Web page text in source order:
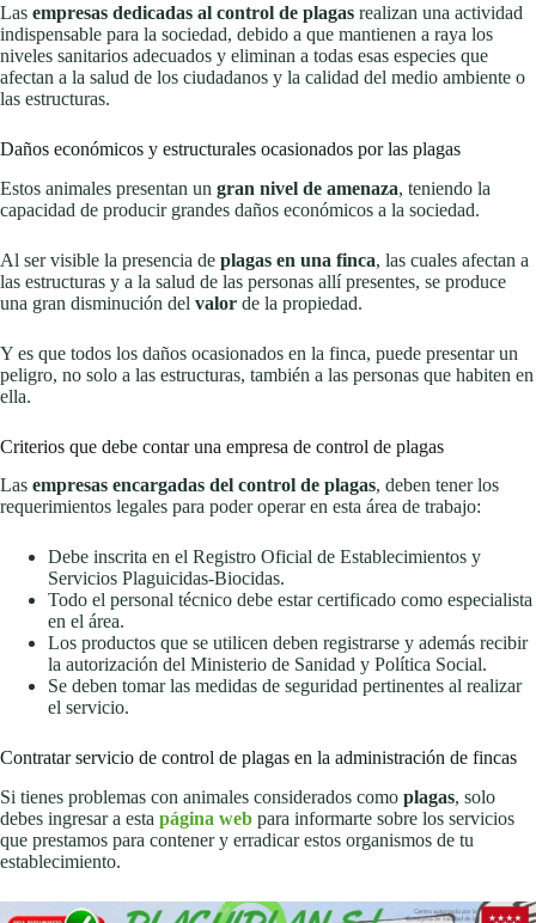
Las empresas dedicadas al control de plagas realizan una actividad
indispensable para la sociedad, debido a que mantienen a raya los
niveles sanitarios adecuados y eliminan a todas esas especies que
afectan a la salud de los ciudadanos y la calidad del medio ambiente o
las estructuras.
Daños económicos y estructurales ocasionados por las plagas
Estos animales presentan un gran nivel de amenaza, teniendo la
capacidad de producir grandes daños económicos a la sociedad.
Al ser visible la presencia de plagas en una finca, las cuales afectan a
las estructuras y a la salud de las personas allí presentes, se produce
una gran disminución del valor de la propiedad.
Y es que todos los daños ocasionados en la finca, puede presentar un
peligro, no solo a las estructuras, también a las personas que habiten en
ella.
Criterios que debe contar una empresa de control de plagas
Las empresas encargadas del control de plagas, deben tener los
requerimientos legales para poder operar en esta área de trabajo:
Debe inscrita en el Registro Oficial de Establecimientos y
Servicios Plaguicidas-Biocidas.
Todo el personal técnico debe estar certificado como especialista
en el área.
Los productos que se utilicen deben registrarse y además recibir
la autorización del Ministerio de Sanidad y Política Social.
Se deben tomar las medidas de seguridad pertinentes al realizar
el servicio.
Contratar servicio de control de plagas en la administración de fincas
Si tienes problemas con animales considerados como plagas, solo
debes ingresar a esta página web para informarte sobre los servicios
que prestamos para contener y erradicar estos organismos de tu
establecimiento.